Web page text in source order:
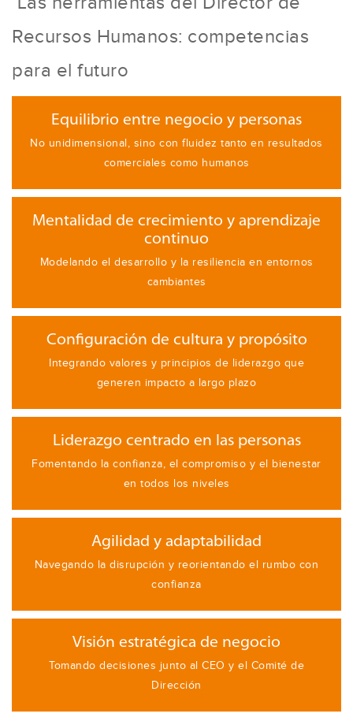
Recursos Humanos: competencias
para el futuro
Equilibrio entre negocio y personas
No unidimensional, sino con fluidez tanto en resultados
comerciales como humanos
Mentalidad de crecimiento y aprendizaje
continuo
Modelando el desarrollo y la resiliencia en entornos
cambiantes
Configuración de cultura y propósito
Integrando valores y principios de liderazgo que
generen impacto a largo plazo
Liderazgo centrado en las personas
Fomentando la confianza, el compromiso y el bienestar
en todos los niveles
Agilidad y adaptabilidad
Navegando la disrupción y reorientando el rumbo con
confianza
Visión estratégica de negocio
Tomando decisiones junto al CEO y el Comité de
Dirección